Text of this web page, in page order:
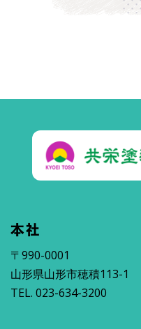
本社
〒990-0001
山形県山形市穂積113-1
TEL. 023-634-3200